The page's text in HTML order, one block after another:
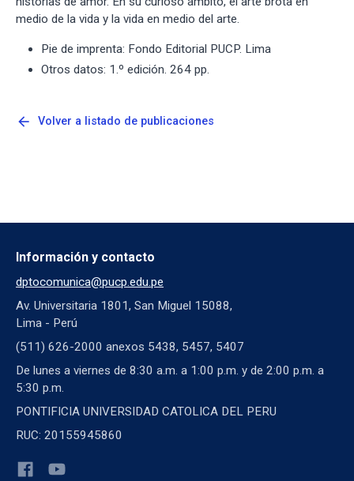
medio de la vida y la vida en medio del arte.
Pie de imprenta: Fondo Editorial PUCP. Lima
Otros datos: 1.º edición. 264 pp.
arrow_back Volver a listado de publicaciones
Información y contacto
dptocomunica@pucp.edu.pe
Av. Universitaria 1801, San Miguel 15088,
Lima - Perú
(511) 626-2000 anexos 5438, 5457, 5407
De lunes a viernes de 8:30 a.m. a 1:00 p.m. y de 2:00 p.m. a
5:30 p.m.
PONTIFICIA UNIVERSIDAD CATOLICA DEL PERU
RUC: 20155945860